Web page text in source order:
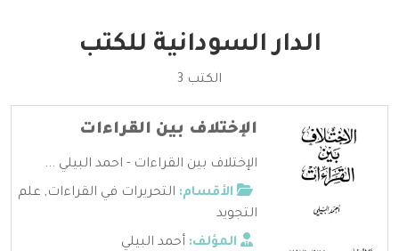
الدار السودانية للكتب
الكتب 3
الإختلاف بين القراءات
الإختلاف بين القراءات - احمد البيلي ...
الأقسام: التحريرات في القراءات, علم
التجويد
المؤلف: أحمد البيلي